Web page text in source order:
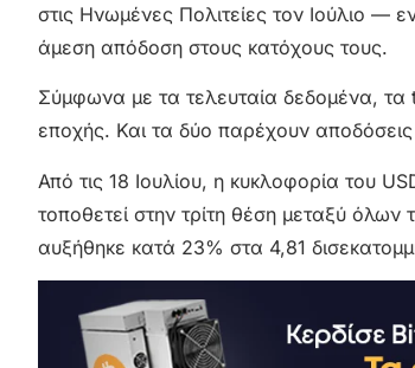
στις Ηνωμένες Πολιτείες τον Ιούλιο —
άμεση απόδοση στους κατόχους τους.
Σύμφωνα με τα τελευταία δεδομένα, τα
εποχής. Και τα δύο παρέχουν
Από τις 18 Ιουλίου, η κυκλοφορία του
τοποθετεί στην τρίτη θέση μεταξύ
αυξήθηκε κατά 23% στα 4,81